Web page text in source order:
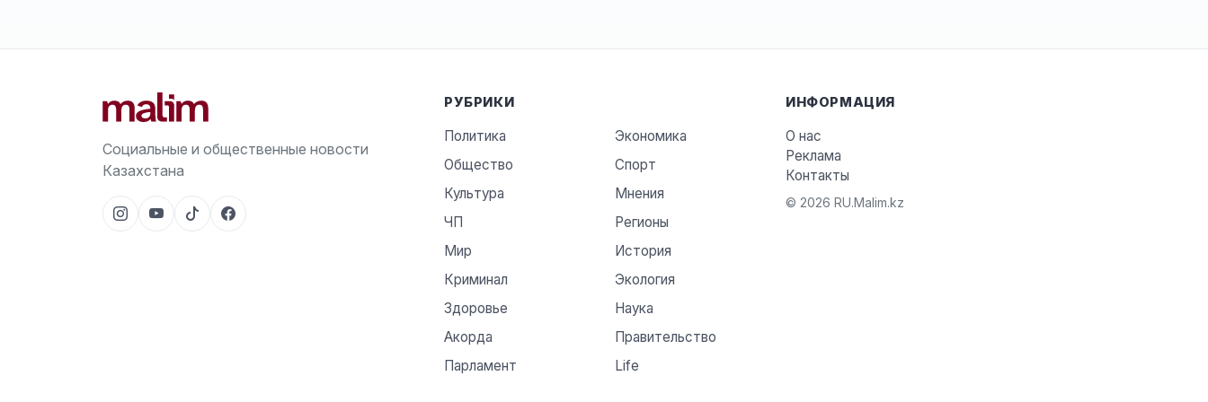
Социальные и общественные новости
Казахстана
РУБРИКИ
Политика
Экономика
Общество
Спорт
Культура
Мнения
ЧП
Регионы
Мир
История
Криминал
Экология
Здоровье
Наука
Акорда
Правительство
Парламент
Life
ИНФОРМАЦИЯ
О нас
Реклама
Контакты
© 2026 RU.Malim.kz